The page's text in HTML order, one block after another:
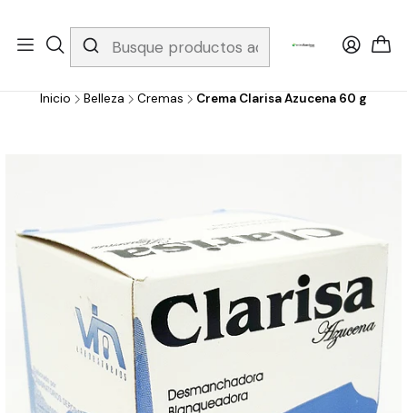
Whatsapp 3229079958/ Fijo 6019251796 / Envios a todo el país y
gratis apartir de 199.000!
Inicio Belleza Cremas Crema Clarisa Azucena 60 g